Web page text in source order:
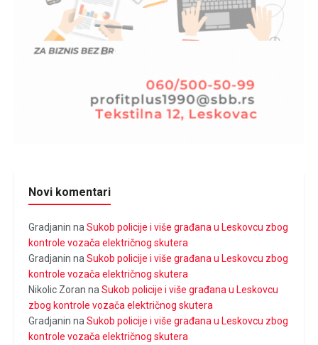
Novi komentari
Gradjanin na Sukob policije i više građana u Leskovcu zbog
kontrole vozača električnog skutera
Gradjanin na Sukob policije i više građana u Leskovcu zbog
kontrole vozača električnog skutera
Nikolic Zoran na Sukob policije i više građana u Leskovcu
zbog kontrole vozača električnog skutera
Gradjanin na Sukob policije i više građana u Leskovcu zbog
kontrole vozača električnog skutera